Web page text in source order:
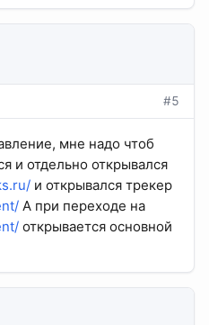
#5
мне надо чтоб
и отдельно открывался
и открывался трекер
А при переходе на
открывается основной